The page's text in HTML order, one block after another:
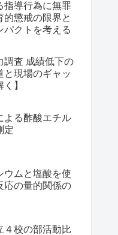
指導行為に無罪
的懲戒の限界と
パクトを考える
調査 成績低下の
と現場のギャッ
】
よる酢酸エチル
定
ウムと塩酸を使
応の量的関係の
４校の部活動比